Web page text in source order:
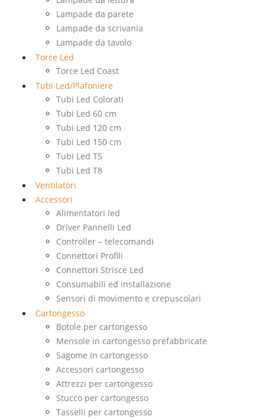
Lampade da parete
Lampade da scrivania
Lampade da tavolo
Torce Led
Torce Led Coast
Tubi Led/Plafoniere
Tubi Led Colorati
Tubi Led 60 cm
Tubi Led 120 cm
Tubi Led 150 cm
Tubi Led T5
Tubi Led T8
Ventilatori
Accessori
Alimentatori led
Driver Pannelli Led
Controller – telecomandi
Connettori Profili
Connettori Strisce Led
Consumabili ed installazione
Sensori di movimento e crepuscolari
Cartongesso
Botole per cartongesso
Mensole in cartongesso prefabbricate
Sagome in cartongesso
Accessori cartongesso
Attrezzi per cartongesso
Stucco per cartongesso
Tasselli per cartongesso